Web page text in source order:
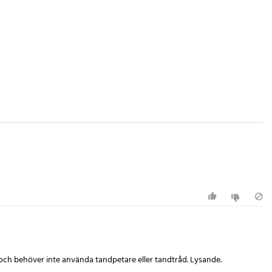
behöver inte använda tandpetare eller tandtråd. Lysande.